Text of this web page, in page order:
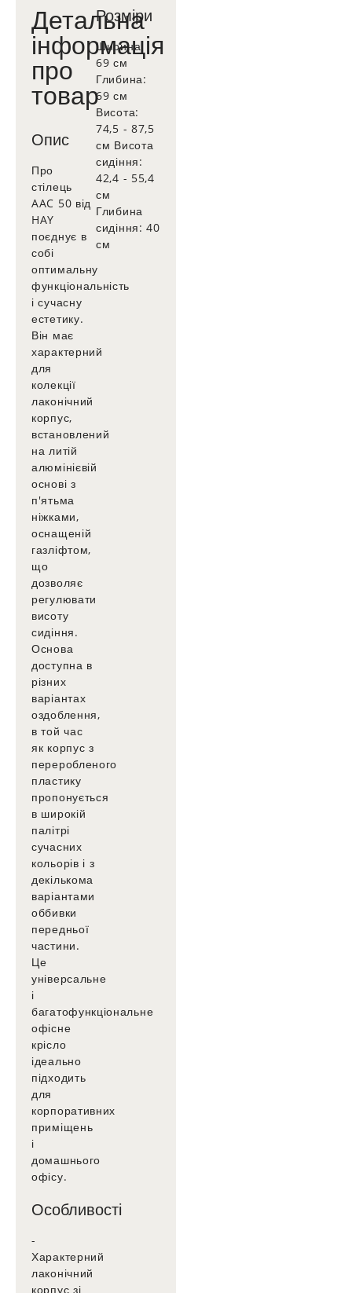
Детальна
інформація
про
товар
Опис
Про
стілець
AAC 50 від
HAY
поєднує в
собі
оптимальну
функціональність
і сучасну
естетику.
Він має
характерний
для
колекції
лаконічний
корпус,
встановлений
на литій
алюмінієвій
основі з
п'ятьма
ніжками,
оснащеній
газліфтом,
що
дозволяє
регулювати
висоту
сидіння.
Основа
доступна в
різних
варіантах
оздоблення,
в той час
як корпус з
переробленого
пластику
пропонується
в широкій
палітрі
сучасних
кольорів і з
декількома
варіантами
оббивки
передньої
частини.
Це
універсальне
і
багатофункціональне
офісне
крісло
ідеально
підходить
для
корпоративних
приміщень
і
домашнього
офісу.
Особливості
-
Характерний
лаконічний
корпус зі
Розміри
Ширина:
69 см
Глибина:
69 см
Висота:
74,5 - 87,5
см Висота
сидіння:
42,4 - 55,4
см
Глибина
сидіння: 40
см